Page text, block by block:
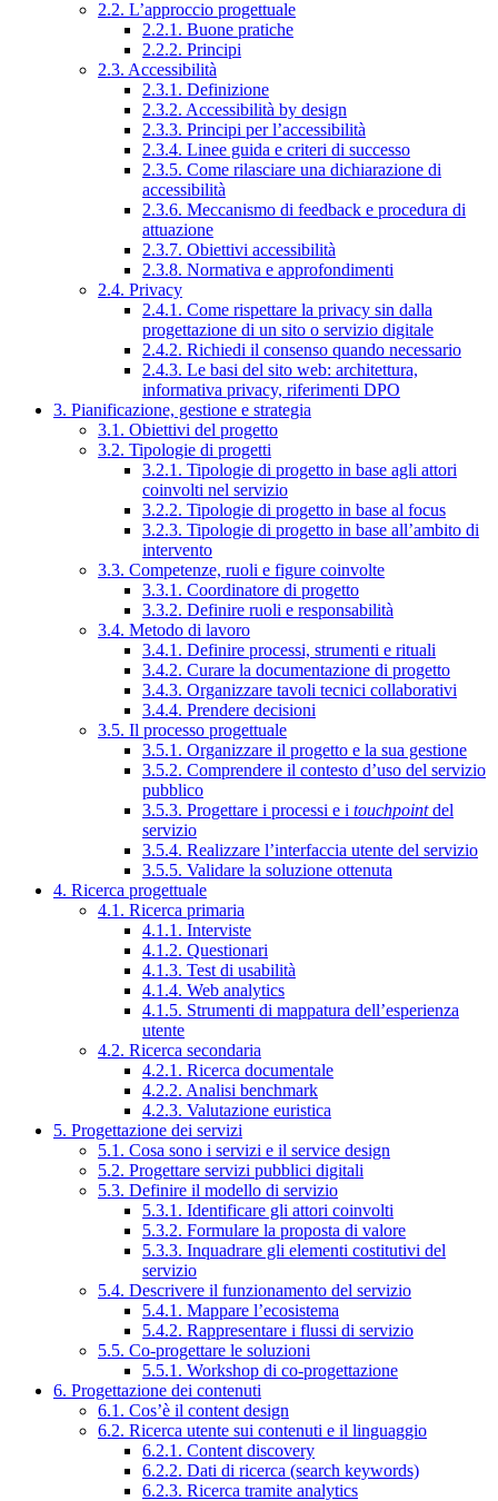
2.2. L’approccio progettuale
2.2.1. Buone pratiche
2.2.2. Principi
2.3. Accessibilità
2.3.1. Definizione
2.3.2. Accessibilità by design
2.3.3. Principi per l’accessibilità
2.3.4. Linee guida e criteri di successo
2.3.5. Come rilasciare una dichiarazione di
accessibilità
2.3.6. Meccanismo di feedback e procedura di
attuazione
2.3.7. Obiettivi accessibilità
2.3.8. Normativa e approfondimenti
2.4. Privacy
2.4.1. Come rispettare la privacy sin dalla
progettazione di un sito o servizio digitale
2.4.2. Richiedi il consenso quando necessario
2.4.3. Le basi del sito web: architettura,
informativa privacy, riferimenti DPO
3. Pianificazione, gestione e strategia
3.1. Obiettivi del progetto
3.2. Tipologie di progetti
3.2.1. Tipologie di progetto in base agli attori
coinvolti nel servizio
3.2.2. Tipologie di progetto in base al focus
3.2.3. Tipologie di progetto in base all’ambito di
intervento
3.3. Competenze, ruoli e figure coinvolte
3.3.1. Coordinatore di progetto
3.3.2. Definire ruoli e responsabilità
3.4. Metodo di lavoro
3.4.1. Definire processi, strumenti e rituali
3.4.2. Curare la documentazione di progetto
3.4.3. Organizzare tavoli tecnici collaborativi
3.4.4. Prendere decisioni
3.5. Il processo progettuale
3.5.1. Organizzare il progetto e la sua gestione
3.5.2. Comprendere il contesto d’uso del servizio
pubblico
3.5.3. Progettare i processi e i touchpointdel
servizio
3.5.4. Realizzare l’interfaccia utente del servizio
3.5.5. Validare la soluzione ottenuta
4. Ricerca progettuale
4.1. Ricerca primaria
4.1.1. Interviste
4.1.2. Questionari
4.1.3. Test di usabilità
4.1.4. Web analytics
4.1.5. Strumenti di mappatura dell’esperienza
utente
4.2. Ricerca secondaria
4.2.1. Ricerca documentale
4.2.2. Analisi benchmark
4.2.3. Valutazione euristica
5. Progettazione dei servizi
5.1. Cosa sono i servizi e il service design
5.2. Progettare servizi pubblici digitali
5.3. Definire il modello di servizio
5.3.1. Identificare gli attori coinvolti
5.3.2. Formulare la proposta di valore
5.3.3. Inquadrare gli elementi costitutivi del
servizio
5.4. Descrivere il funzionamento del servizio
5.4.1. Mappare l’ecosistema
5.4.2. Rappresentare i flussi di servizio
5.5. Co-progettare le soluzioni
5.5.1. Workshop di co-progettazione
6. Progettazione dei contenuti
6.1. Cos’è il content design
6.2. Ricerca utente sui contenuti e il linguaggio
6.2.1. Content discovery
6.2.2. Dati di ricerca (search keywords)
6.2.3. Ricerca tramite analytics